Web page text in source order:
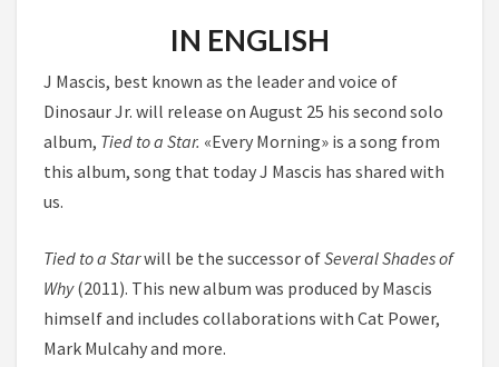
IN ENGLISH
J Mascis, best known as the leader and voice of
Dinosaur Jr. will release on August 25 his second solo
album, Tied to a Star. «Every Morning» is a song from
this album, song that today J Mascis has shared with
us.
Tied to a Starwill be the successor ofSeveral Shades of
Why(2011). This new album was produced by Mascis
himself and includes collaborations with Cat Power,
Mark Mulcahy and more.